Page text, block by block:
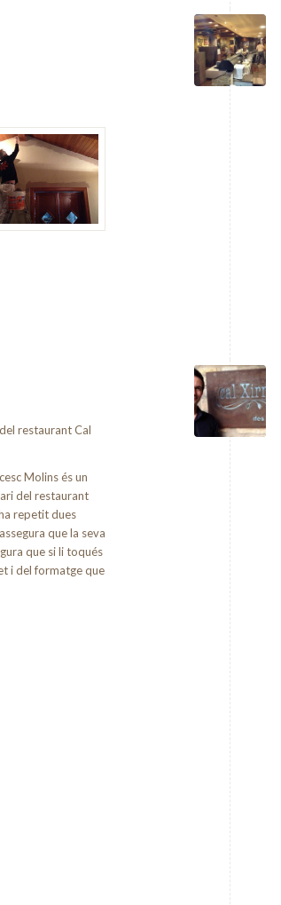
restaurant Cal
Molins és un
del restaurant
repetit dues
que la seva
que si li toqués
i del formatge que